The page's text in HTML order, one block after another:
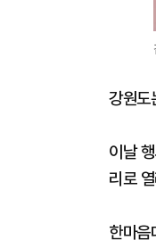
강원도
이날
리로
한마음